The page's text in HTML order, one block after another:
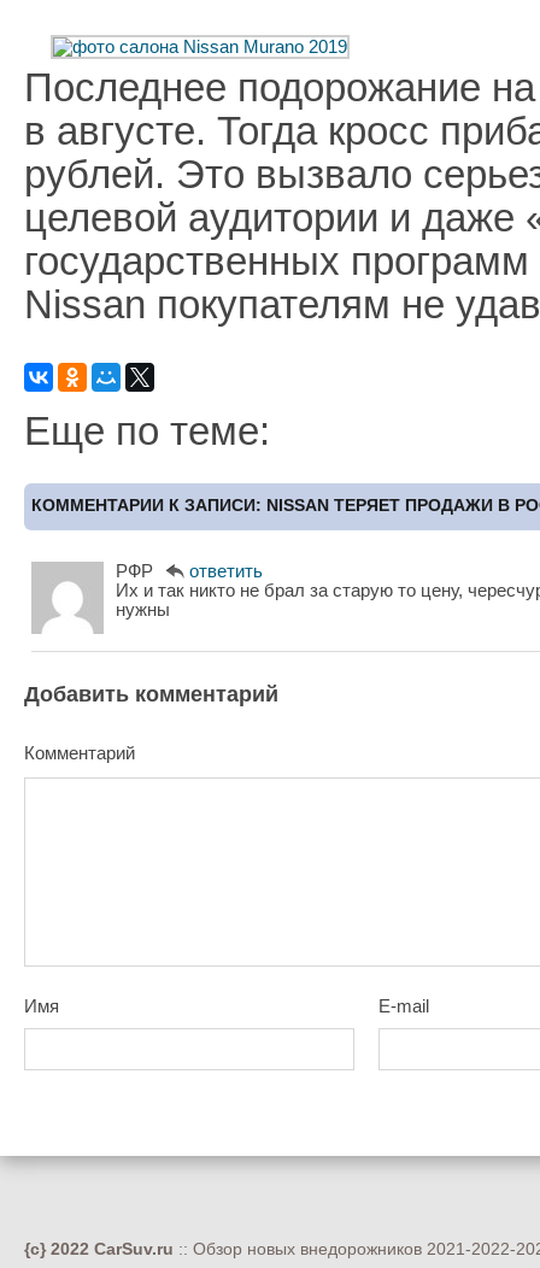
Последнее подорожание
в августе. Тогда кросс
рублей. Это вызвало
целевой аудитории и даже
государственных
Nissan покупателям не
Еще по теме:
КОММЕНТАРИИ К ЗАПИСИ: NISSAN ТЕРЯЕТ ПРОДАЖИ В
РФР
ответить
Их и так никто не брал за старую то цену,
нужны
Добавить комментарий
Комментарий
Имя E-mail
{c} 2022 CarSuv.ru :: Обзор новых внедорожников 2021-2022-